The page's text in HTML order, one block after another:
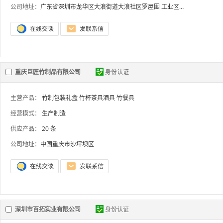
公司地址：
广东省深圳市龙华区大浪街道大浪社区罗屋围 工业区置富润产业园201
重庆巨匠竹制品有限公司 身份认证
主营产品： 竹制包装礼盒竹杯茶具酒具竹餐具
经营模式：
生产制造
供应产品：
20 条
公司地址： 中国重庆市沙坪坝区
深圳市百拓实业有限公司 身份认证